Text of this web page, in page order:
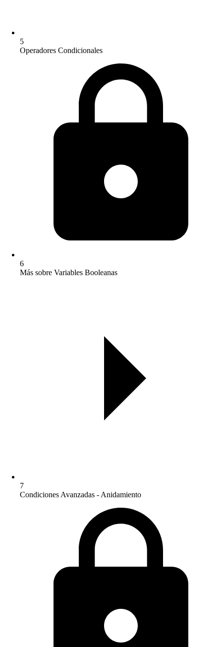
5
Operadores Condicionales
6
Más sobre Variables Booleanas
7
Condiciones Avanzadas - Anidamiento